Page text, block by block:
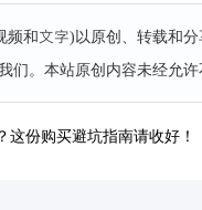
和文字)以原创、转载和
们。本站原创内容未经允许
份购买避坑指南请收好！